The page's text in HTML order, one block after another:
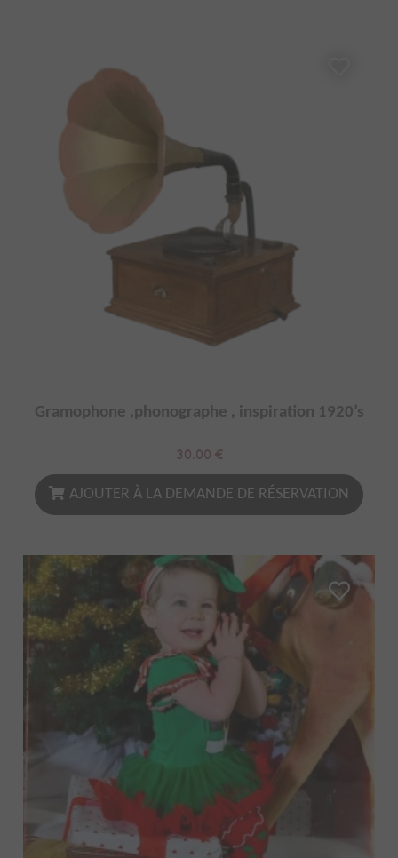
Gramophone ,phonographe , inspiration 1920’s
30.00 €
AJOUTER À LA DEMANDE DE RÉSERVATION